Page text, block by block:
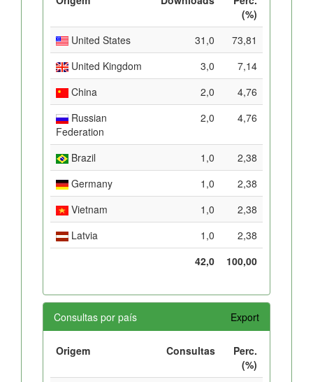
(%)
United States
31,0
73,81
United Kingdom
3,0
7,14
China
2,0
4,76
Russian
Federation
2,0 4,76
Brazil 1,0
2,38
Germany
1,0
2,38
Vietnam
1,0
2,38
Latvia
1,0
2,38
42,0
100,00
Consultas por país Export
Origem Consultas
Perc.
(%)